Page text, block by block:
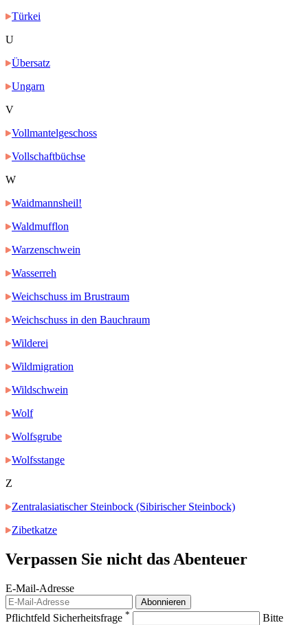
Türkei
U
Übersatz
Ungarn
V
Vollmantelgeschoss
Vollschaftbüchse
W
Waidmannsheil!
Waldmufflon
Warzenschwein
Wasserreh
Weichschuss im Brustraum
Weichschuss in den Bauchraum
Wilderei
Wildmigration
Wildschwein
Wolf
Wolfsgrube
Wolfsstange
Z
Zentralasiatischer Steinbock (Sibirischer Steinbock)
Zibetkatze
Verpassen Sie nicht das Abenteuer
E-Mail-Adresse
Abonnieren
Pflichtfeld Sicherheitsfrage *
Bitte